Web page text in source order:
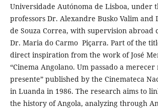
Universidade Autónoma de Lisboa, under
professors Dr. Alexandre Busko Valim and
de Souza Correa, with supervision abroad
Dr. Maria do Carmo Piçarra. Part of the
direct inspiration from the work of José
“Cinema Angolano. Um passado a
presente” published by the Cinemateca
in Luanda in 1986. The research aims to
the history of Angola, analyzing through